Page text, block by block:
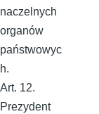
naczelnych
organów
państwowyc
h.
Art. 12.
Prezydent